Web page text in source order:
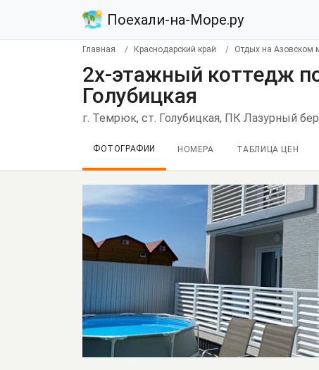
Поехали-на-Море.ру
Главная Краснодарский край Отдых на Азовском
2х-этажный коттедж
Голубицкая
г. Темрюк, ст. Голубицкая, ПК Лазурный
ФОТОГРАФИИ НОМЕРА ТАБЛИЦА ЦЕН